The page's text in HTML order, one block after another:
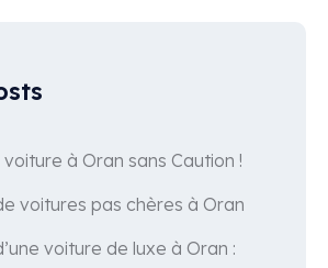
à Oran sans Caution !
voitures pas chères à Oran
voiture de luxe à Oran :